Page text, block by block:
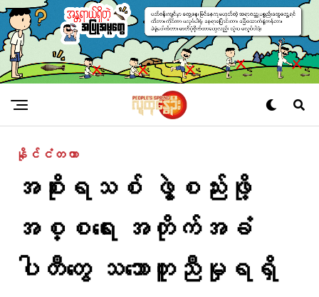
နိုင်ငံတကာ
အစိုးရသစ် ဖွဲ့စည်းဖို့
အစ္စရေး အတိုက်အခံ
ပါတီတွေ သဘောတူညီမှုရရှိ